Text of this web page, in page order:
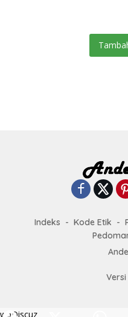
Indeks Kode Etik
Versi
wpDiscuz